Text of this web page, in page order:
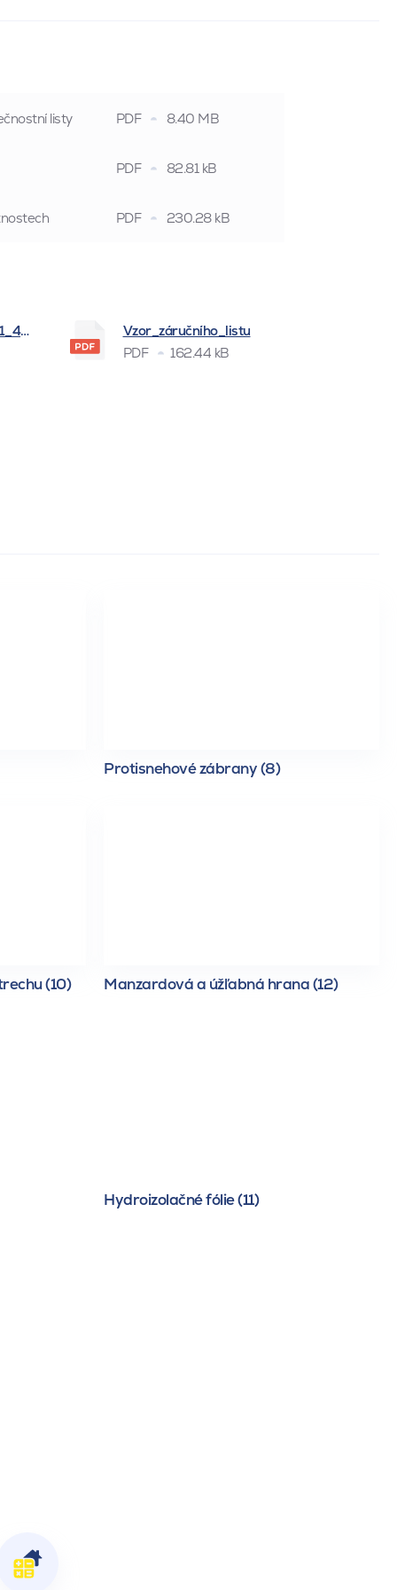
listy PDF 8.40 MB
PDF 82.81 kB
PDF 230.28 kB
Vzor_záručního_listu
PDF
162.44 kB
Protisnehové zábrany (8)
(10) Manzardová a úžľabná hrana (12)
Hydroizolačné fólie (11)